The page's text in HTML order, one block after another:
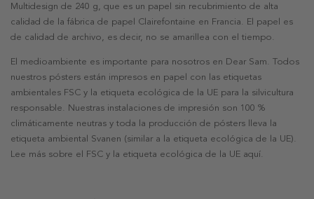
Multidesign de 240 g, que es un papel sin recubrimiento de alta
calidad de la fábrica de papel Clairefontaine en Francia. El papel es
de calidad de archivo, es decir, no se amarillea con el tiempo.
El medioambiente es importante para nosotros en Dear Sam. Todos
nuestros pósters están impresos en papel con las etiquetas
ambientales FSC y la etiqueta ecológica de la UE para la silvicultura
responsable. Nuestras instalaciones de impresión son 100 %
climáticamente neutras y toda la producción de pósters lleva la
etiqueta ambiental Svanen (similar a la etiqueta ecológica de la UE).
Lee más sobre el FSC y la etiqueta ecológica de la UE aquí.